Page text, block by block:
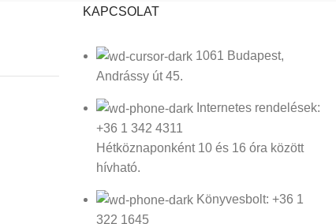
KAPCSOLAT
1061 Budapest,
Andrássy út 45.
Internetes rendelések:
+36 1 342 4311
Hétköznaponként 10 és 16 óra között
hívható.
Könyvesbolt: +36 1
322 1645